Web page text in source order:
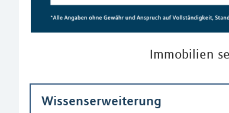
Immobilien
Wissenserweiterung